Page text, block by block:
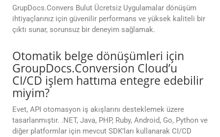
GrupDocs.Convers Bulut Ücretsiz Uygulamalar dönüşüm
ihtiyaçlarınız için güvenilir performans ve yüksek kaliteli bir
çıktı sunar, sorunsuz bir deneyim sağlamak.
Otomatik belge dönüşümleri için
GroupDocs.Conversion Cloud’u
CI/CD işlem hattıma entegre edebilir
miyim?
Evet, API otomasyon iş akışlarını desteklemek üzere
tasarlanmıştır. .NET, Java, PHP, Ruby, Android, Go, Python ve
diğer platformlar için mevcut SDK’ları kullanarak CI/CD